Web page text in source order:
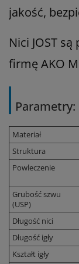
jakość,
Nici JOST
firmę AKO
Parametry:
Materiał
Struktura
Powleczenie
Grubość szwu
(USP)
Długość nici
Długość igły
Kształt igły